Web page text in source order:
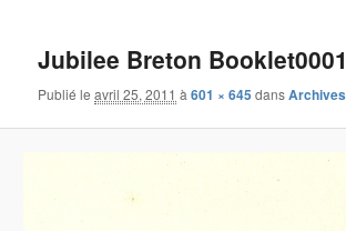
Jubilee Breton Booklet0001
Publié leavril 25, 2011 à601 × 645 dansArchives